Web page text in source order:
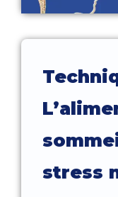
stress